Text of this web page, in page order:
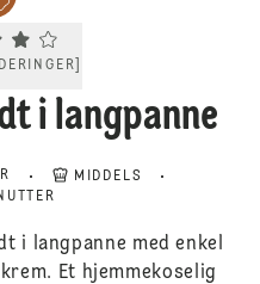
rating 3.7. Click to rate.
i langpanne
MIDDELS
i langpanne med enkel
Et hjemmekoselig